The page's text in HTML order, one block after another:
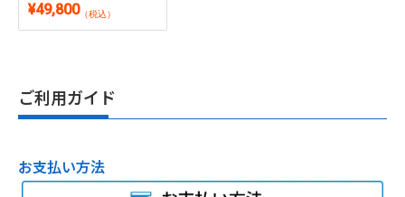
DVDマルチ｜Windows
11・WPS Office 2付き
¥49,800（税込）
ご利用ガイド
お支払い方法